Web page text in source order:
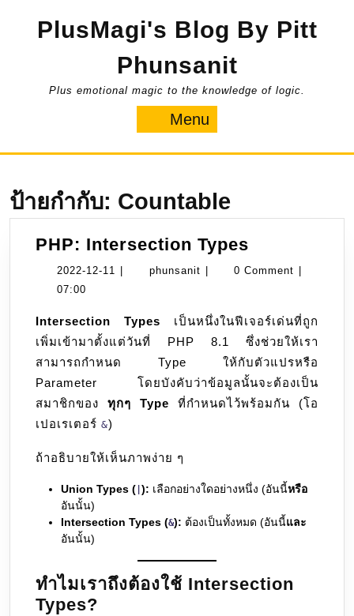
PlusMagi's Blog By Pitt
Phunsanit
Plus emotional magic to the knowledge of logic.
Menu
ป้ายกำกับ: Countable
PHP: Intersection Types
Intersection
2022-12-11 2022- phunsanit phunsanit0 Comment
07:00
Intersection Types เป็นหนึ่งในฟีเจอร์เด่นที่ถูก
เพิ่มเข้ามาตั้งแต่วันที่ PHP 8.1 ซึ่งช่วยให้เรา
สามารถกำหนด Type ให้กับตัวแปรหรือ
Parameter โดยบังคับว่าข้อมูลนั้นจะต้องเป็น
สมาชิกของ ทุกๆ Type ที่กำหนดไว้พร้อมกัน (โอ
เปอเรเตอร์ &)
ถ้าอธิบายให้เห็นภาพง่าย ๆ
Union Types ( ): เลือกอย่างใดอย่างหนึ่ง (อันนี้หรือ
อันนั้น)
Intersection Types (&): ต้องเป็นทั้งหมด (อันนี้และ
อันนั้น)
ทำไมเราถึงต้องใช้ Intersection
Types?